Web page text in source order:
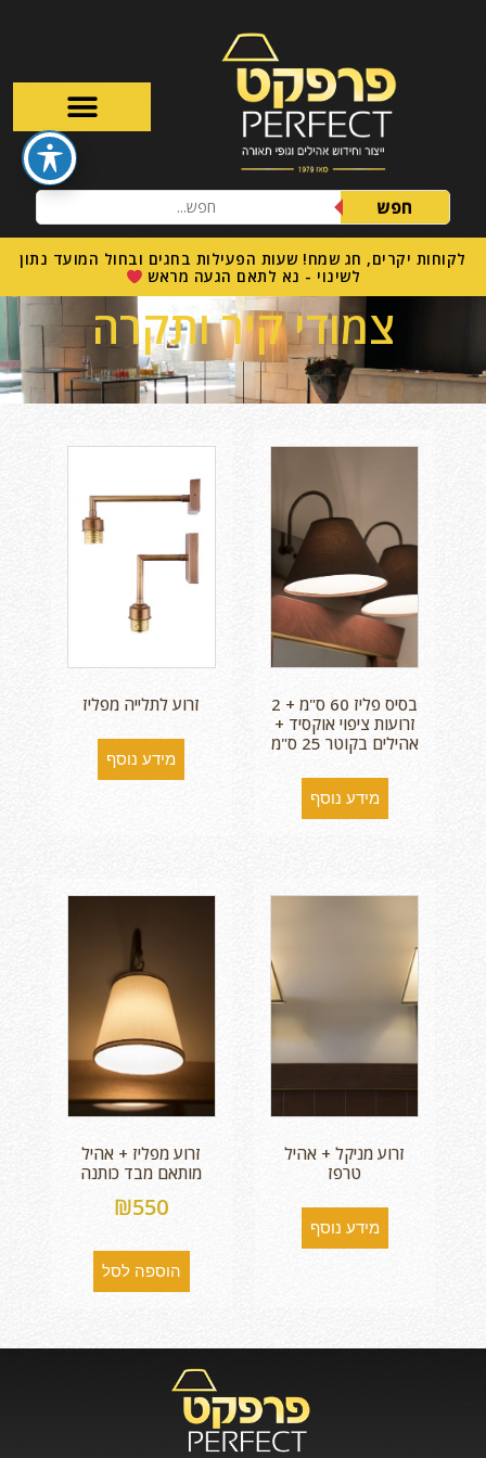
חפש
לקוחות יקרים, חג שמח! שעות הפעילות בחגים ובחול המועד נתון
לשינוי - נא לתאם הגעה מראש
צמודי קיר ותקרה
בסיס פליז 60 ס"מ + 2
זרועות ציפוי אוקסיד +
אהילים בקוטר 25 ס"מ
מידע נוסף
זרוע לתלייה מפליז
מידע נוסף
זרוע מניקל + אהיל
טרפז
מידע נוסף
זרוע מפליז + אהיל
מותאם מבד כותנה
₪550
הוספה לסל